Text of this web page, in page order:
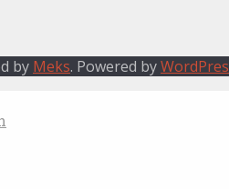
by Meks. Powered by